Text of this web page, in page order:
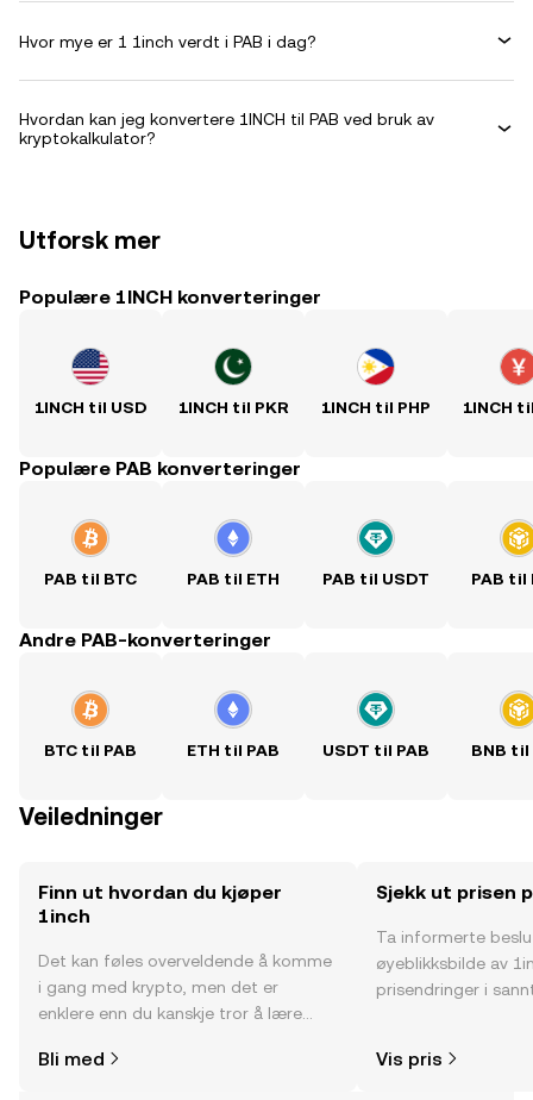
Hvor mye er 1 1inch verdt i PAB i dag?
Hvordan kan jeg konvertere 1INCH til PAB ved bruk av
kryptokalkulator?
Utforsk mer
Populære 1INCH konverteringer
1INCH til USD 1INCH til PKR 1INCH til PHP 1INCH
Populære PAB konverteringer
PAB til BTC PAB til ETH PAB til USDT PAB til
Andre PAB-konverteringer
BTC til PAB ETH til PAB USDT til PAB BNB til
Veiledninger
Finn ut hvordan du kjøper
1inch
Det kan føles overveldende å komme
i gang med krypto, men det er
enklere enn du kanskje tror å lære
Kom i gang med reisen din på OKX-
Bli med
Sjekk ut prisen
Ta informerte
øyeblikksbilde av
prisendringer i
Vis pris